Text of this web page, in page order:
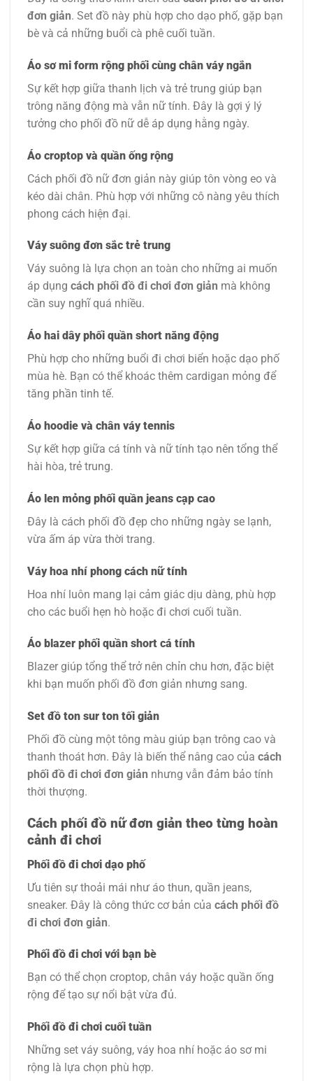
đơn giản. Set đồ này phù hợp cho dạo phố, gặp bạn
bè và cả những buổi cà phê cuối tuần.
Áo sơ mi form rộng phối cùng chân váy ngắn
Sự kết hợp giữa thanh lịch và trẻ trung giúp bạn
trông năng động mà vẫn nữ tính. Đây là gợi ý lý
tưởng cho phối đồ nữ dễ áp dụng hằng ngày.
Áo croptop và quần ống rộng
Cách phối đồ nữ đơn giản này giúp tôn vòng eo và
kéo dài chân. Phù hợp với những cô nàng yêu thích
phong cách hiện đại.
Váy suông đơn sắc trẻ trung
Váy suông là lựa chọn an toàn cho những ai muốn
áp dụng cách phối đồ đi chơi đơn giản mà không
cần suy nghĩ quá nhiều.
Áo hai dây phối quần short năng động
Phù hợp cho những buổi đi chơi biển hoặc dạo phố
mùa hè. Bạn có thể khoác thêm cardigan mỏng để
tăng phần tinh tế.
Áo hoodie và chân váy tennis
Sự kết hợp giữa cá tính và nữ tính tạo nên tổng thể
hài hòa, trẻ trung.
Áo len mỏng phối quần jeans cạp cao
Đây là cách phối đồ đẹp cho những ngày se lạnh,
vừa ấm áp vừa thời trang.
Váy hoa nhí phong cách nữ tính
Hoa nhí luôn mang lại cảm giác dịu dàng, phù hợp
cho các buổi hẹn hò hoặc đi chơi cuối tuần.
Áo blazer phối quần short cá tính
Blazer giúp tổng thể trở nên chỉn chu hơn, đặc biệt
khi bạn muốn phối đồ đơn giản nhưng sang.
Set đồ ton sur ton tối giản
Phối đồ cùng một tông màu giúp bạn trông cao và
thanh thoát hơn. Đây là biến thể nâng cao của cách
phối đồ đi chơi đơn giản nhưng vẫn đảm bảo tính
thời thượng.
Cách phối đồ nữ đơn giản theo từng hoàn
cảnh đi chơi
Phối đồ đi chơi dạo phố
Ưu tiên sự thoải mái như áo thun, quần jeans,
sneaker. Đây là công thức cơ bản của cách phối đồ
đi chơi đơn giản.
Phối đồ đi chơi với bạn bè
Bạn có thể chọn croptop, chân váy hoặc quần ống
rộng để tạo sự nổi bật vừa đủ.
Phối đồ đi chơi cuối tuần
Những set váy suông, váy hoa nhí hoặc áo sơ mi
rộng là lựa chọn phù hợp.